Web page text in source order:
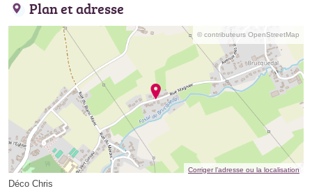
Plan et adresse
© contributeurs OpenStreetMap
Corriger l’adresse ou la localisation
Déco Chris